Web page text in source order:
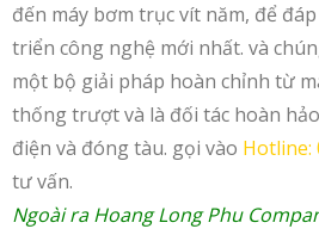
đến máy bơm trục vít năm, để
triển công nghệ mới nhất. và
một bộ giải pháp hoàn chỉnh từ
thống trượt và là đối tác hoàn
điện và đóng tàu. gọi vào Hotline:
tư vấn.
Ngoài ra Hoang Long Phu